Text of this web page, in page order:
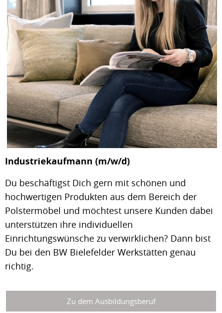
Industriekaufmann (m/w/d)
Du beschäftigst Dich gern mit schönen und
hochwertigen Produkten aus dem Bereich der
Polstermöbel und möchtest unsere Kunden dabei
unterstützen ihre individuellen
Einrichtungswünsche zu verwirklichen? Dann bist
Du bei den BW Bielefelder Werkstätten genau
richtig.
Zu dem Ausbildungsberuf